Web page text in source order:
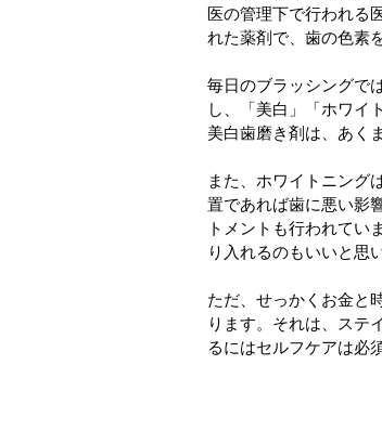
医の管理下で行われる
れた薬剤で、歯の色素
毎日のブラッシングで
し、「美白」「ホワイ
美白歯磨き剤は、あく
また、ホワイトニング
置であれば歯に悪い影
トメントも行われてい
り入れるのもいいと思
ただ、せっかくお金と
ります。それは、ステ
るにはセルフケアは必